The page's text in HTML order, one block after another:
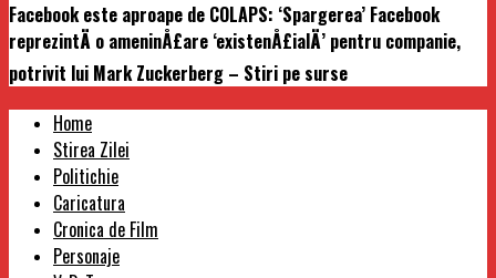
Facebook este aproape de COLAPS: ‘Spargerea’ Facebook
reprezintÄ o ameninÅ£are ‘existenÅ£ialÄ’ pentru companie,
potrivit lui Mark Zuckerberg – Stiri pe surse
Home
Stirea Zilei
Politichie
Caricatura
Cronica de Film
Personaje